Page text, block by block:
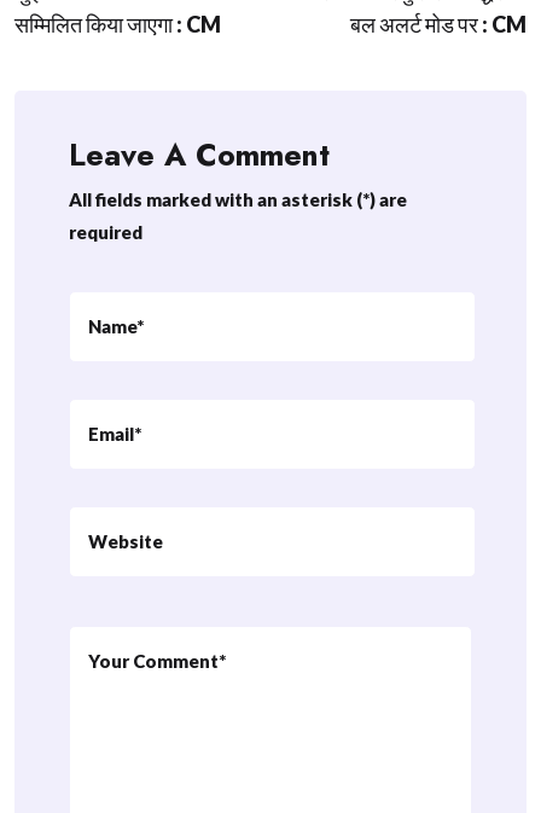
navigation
सम्मिलित किया जाएगा : CM
बल अलर्ट मोड पर : CM
Leave A Comment
All fields marked with an asterisk (*) are
required